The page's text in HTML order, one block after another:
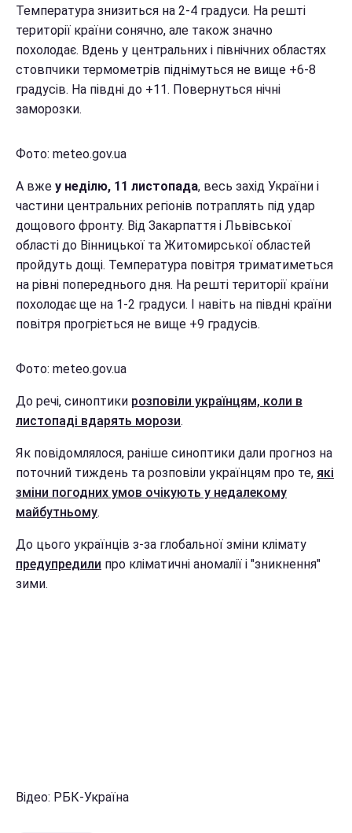
Температура знизиться на 2-4 градуси. На решті
території країни сонячно, але також значно
похолодає. Вдень у центральних і північних областях
стовпчики термометрів піднімуться не вище +6-8
градусів. На півдні до +11. Повернуться нічні
заморозки.
Фото: meteo.gov.ua
А вже у неділю, 11 листопада, весь захід України і
частини центральних регіонів потраплять під удар
дощового фронту. Від Закарпаття і Львівської
області до Вінницької та Житомирської областей
пройдуть дощі. Температура повітря триматиметься
на рівні попереднього дня. На решті території країни
похолодає ще на 1-2 градуси. І навіть на півдні країни
повітря прогріється не вище +9 градусів.
Фото: meteo.gov.ua
До речі, синоптики розповіли українцям, коли в
листопаді вдарять морози.
Як повідомлялося, раніше синоптики дали прогноз на
поточний тиждень та розповіли українцям про те, які
зміни погодних умов очікують у недалекому
майбутньому.
До цього українців з-за глобальної зміни клімату
предупредили про кліматичні аномалії і "зникнення"
зими.
Відео: РБК-Україна